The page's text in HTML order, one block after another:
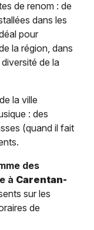
de renom : de
dans les
pour
la région, dans
de la
la ville
: des
(quand il fait
des
à Carentan-
sur les
de